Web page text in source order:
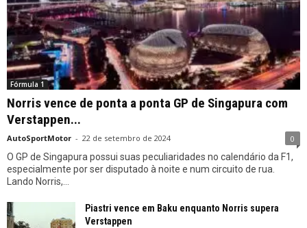
Fórmula 1
Norris vence de ponta a ponta GP de Singapura com
Verstappen...
AutoSportMotor - 22 de setembro de 2024 0
O GP de Singapura possui suas peculiaridades no calendário da F1,
especialmente por ser disputado à noite e num circuito de rua.
Lando Norris,...
Piastri vence em Baku enquanto Norris supera
Verstappen